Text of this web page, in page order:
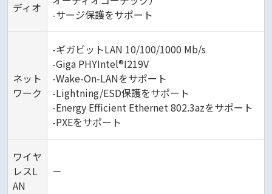
ディオ
-サージ保護をサポート
ネット
ワーク
-ギガビットLAN 10/100/1000 Mb/s
-Giga PHYIntel®I219V
-Wake-On-LANをサポート
-Lightning/ESD保護をサポート
-Energy Efficient Ethernet 802.3azをサポート
-PXEをサポート
ワイヤ
レスL
AN
－